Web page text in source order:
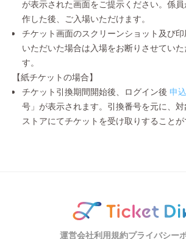
が表示された画面をご提示ください。係
作した後、ご入場いただけます。
チケット画面のスクリーンショット及び
いただいた場合は入場をお断りさせてい
す。
【紙チケットの場合】
チケット引換期間開始後、ログイン後 申
号」が表示されます。引換番号を元に、
ストアにてチケットを受け取りすること
運営会社利用規約プライバシー